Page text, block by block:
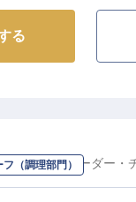
に心安らぐ時間
福利厚生】
る
（調理部門）
のリーダー・